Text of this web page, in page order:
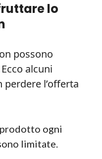
lo
possono
alcuni
l’offerta
ogni
limitate.